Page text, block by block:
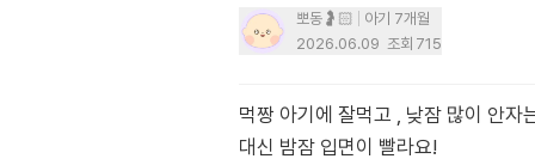
뽀동🤰🏻
아기 7개월
2026.06.09 조회 715
먹짱 아기에 잘먹고 ‚ 낮잠 많이 안자
대신 밤잠 입면이 빨라요!